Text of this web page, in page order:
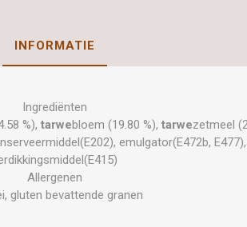
INFORMATIE
Ingrediënten
%), tarwebloem (19.80 %), tarwezetmeel
emulgator(E472b,
Allergenen
gluten bevattende granen